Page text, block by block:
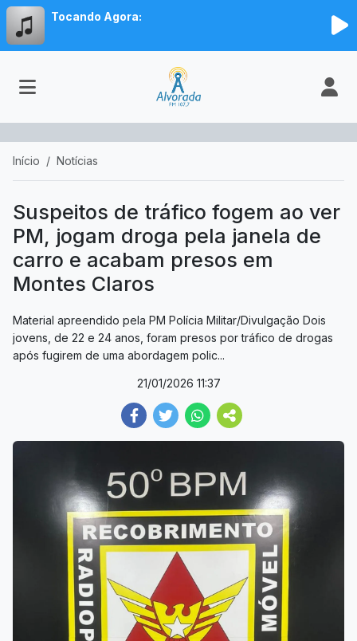
Tocando Agora:
Início Notícias
Suspeitos de tráfico fogem ao ver
PM, jogam droga pela janela de
carro e acabam presos em
Montes Claros
Material apreendido pela PM Polícia Militar/Divulgação Dois
jovens, de 22 e 24 anos, foram presos por tráfico de drogas
após fugirem de uma abordagem polic...
21/01/2026 11:37